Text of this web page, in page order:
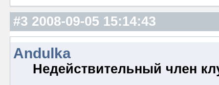
#3 2008-09-05 15:14:43
Andulka
Недействительный член